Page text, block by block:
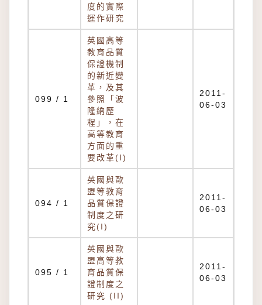
度的實際
運作研究
099 / 1
英國高等
教育品質
保證機制
的新近變
革，及其
參照「波
隆納歷
程」，在
高等教育
方面的重
要改革(I)
2011-
06-03
094 / 1
英國與歐
盟等教育
品質保證
制度之研
究(I)
2011-
06-03
095 / 1
英國與歐
盟高等教
育品質保
證制度之
研究 (II)
2011-
06-03